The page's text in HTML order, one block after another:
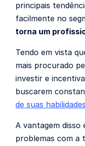
principais
facilmente no
torna um
Tendo em vista
mais procurado
investir e
buscarem
de suas habilidades
A vantagem disso
problemas com a